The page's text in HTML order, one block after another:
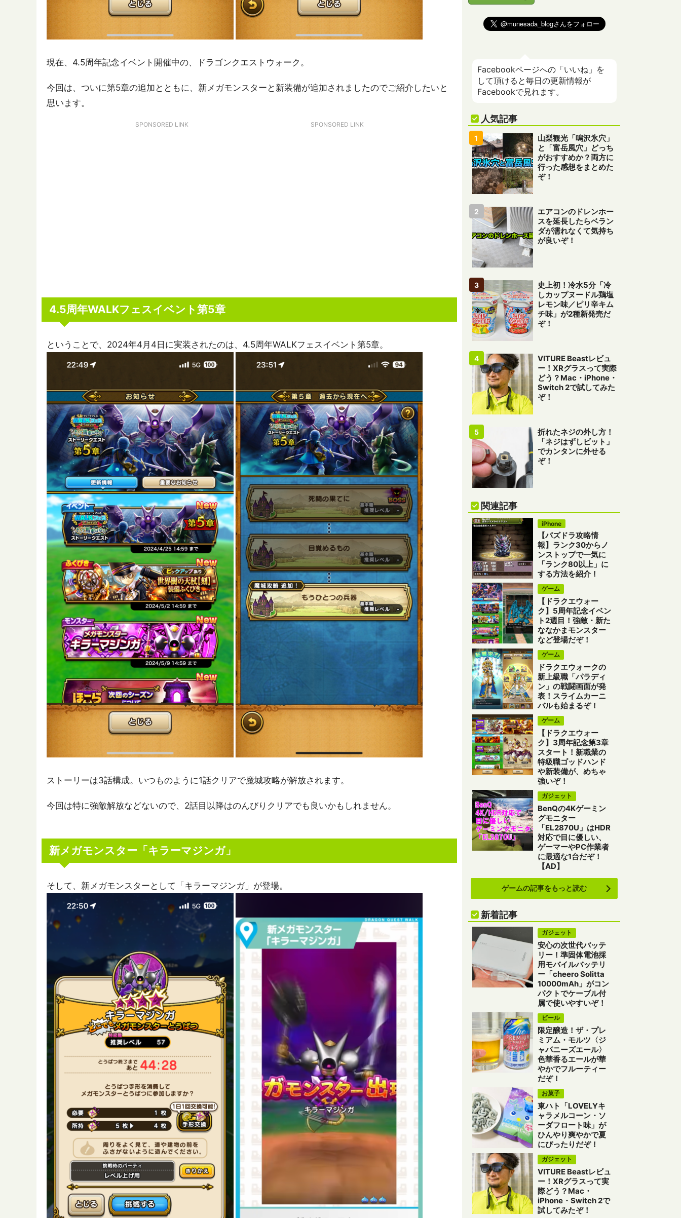
現在、4.5周年記念イベント開催中の、ドラゴンクエストウォーク。
今回は、ついに第5章の追加とともに、新メガモンスターと新装備が追加されましたのでご紹介したいと
思います。
SPONSORED LINK SPONSORED LINK
4.5周年WALKフェスイベント第5章
ということで、2024年4月4日に実装されたのは、4.5周年WALKフェスイベント第5章。
ストーリーは3話構成。いつものように1話クリアで魔城攻略が解放されます。
今回は特に強敵解放などないので、2話目以降はのんびりクリアでも良いかもしれません。
新メガモンスター「キラーマジンガ」
そして、新メガモンスターとして「キラーマジンガ」が登場。
Facebookページへの「いいね」を
して頂けると毎日の更新情報が
Facebookで見れます。
人気記事
山梨観光「鳴沢氷穴」
と「富岳風穴」どっち
がおすすめか？両方に
行った感想をまとめた
ぞ！
エアコンのドレンホー
スを延長したらベラン
ダが濡れなくて気持ち
が良いぞ！
史上初！冷水5分「冷
しカップヌードル鶏塩
レモン味／ピリ辛キム
チ味」が2種新発売だ
ぞ！
VITURE Beastレビュ
ー！XRグラスって実際
どう？Mac・iPhone・
Switch 2で試してみた
ぞ！
折れたネジの外し方！
「ネジはずしビット」
でカンタンに外せる
ぞ！
関連記事
iPhone
【パズドラ攻略情
報】ランク30からノ
ンストップで一気に
「ランク80以上」に
する方法を紹介！
ゲーム
【ドラクエウォー
ク】5周年記念イベン
ト2週目！強敵・新た
ななかまモンスター
など登場だぞ！
ゲーム
ドラクエウォークの
新上級職「パラディ
ン」の戦闘画面が発
表！スライムカーニ
バルも始まるぞ！
ゲーム
【ドラクエウォー
ク】3周年記念第3章
スタート！新職業の
特級職ゴッドハンド
や新装備が、めちゃ
強いぞ！
ガジェット
BenQの4Kゲーミン
グモニター
「EL2870U」はHDR
対応で目に優しい、
ゲーマーやPC作業者
に最適な1台だぞ！
【AD】
ゲームの記事をもっと読む
新着記事
ガジェット
安心の次世代バッテ
リー！準固体電池採
用モバイルバッテリ
ー「cheero Solitta
10000mAh」がコン
パクトでケーブル付
属で使いやすいぞ！
ビール
限定醸造！ザ・プレ
ミアム・モルツ〈ジ
ャパニーズエール〉
色華香るエールが華
やかでフルーティー
だぞ！
お菓子
東ハト「LOVELYキ
ャラメルコーン・ソ
ーダフロート味」が
ひんやり爽やかで夏
にぴったりだぞ！
ガジェット
VITURE Beastレビュ
ー！XRグラスって実
際どう？Mac・
iPhone・Switch 2で
試してみたぞ！